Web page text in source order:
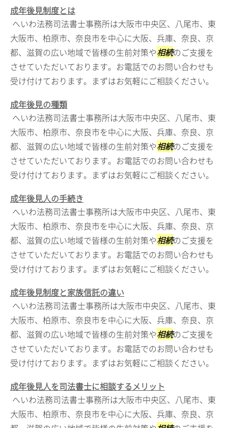
成年後見制度とは
へいわ法務司法書士事務所は大阪市中央区、八尾市、東
大阪市、柏原市、奈良市を中心に大阪、兵庫、奈良、京
都、滋賀の広い地域で皆様の生前対策や相続のご支援を
させていただいております。お電話でのお問い合わせも
受け付けております。まずはお気軽にご相談ください。
成年後見の種類
へいわ法務司法書士事務所は大阪市中央区、八尾市、東
大阪市、柏原市、奈良市を中心に大阪、兵庫、奈良、京
都、滋賀の広い地域で皆様の生前対策や相続のご支援を
させていただいております。お電話でのお問い合わせも
受け付けております。まずはお気軽にご相談ください。
成年後見人の手続き
へいわ法務司法書士事務所は大阪市中央区、八尾市、東
大阪市、柏原市、奈良市を中心に大阪、兵庫、奈良、京
都、滋賀の広い地域で皆様の生前対策や相続のご支援を
させていただいております。お電話でのお問い合わせも
受け付けております。まずはお気軽にご相談ください。
成年後見制度と家族信託の違い
へいわ法務司法書士事務所は大阪市中央区、八尾市、東
大阪市、柏原市、奈良市を中心に大阪、兵庫、奈良、京
都、滋賀の広い地域で皆様の生前対策や相続のご支援を
させていただいております。お電話でのお問い合わせも
受け付けております。まずはお気軽にご相談ください。
成年後見人を司法書士に相談するメリット
へいわ法務司法書士事務所は大阪市中央区、八尾市、東
大阪市、柏原市、奈良市を中心に大阪、兵庫、奈良、京